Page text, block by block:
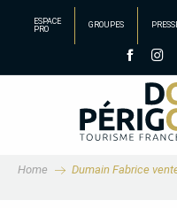
principal
ESPACE
PRO
GROUPES
Home Dumain Fabrice